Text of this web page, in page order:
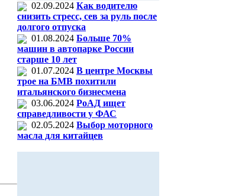
02.09.2024 Как водителю
снизить стресс, сев за руль после
долгого отпуска
01.08.2024 Больше 70%
машин в автопарке России
старше 10 лет
01.07.2024 В центре Москвы
трое на БМВ похитили
итальянского бизнесмена
03.06.2024 РоАД ищет
справедливости у ФАС
02.05.2024 Выбор моторного
масла для китайцев